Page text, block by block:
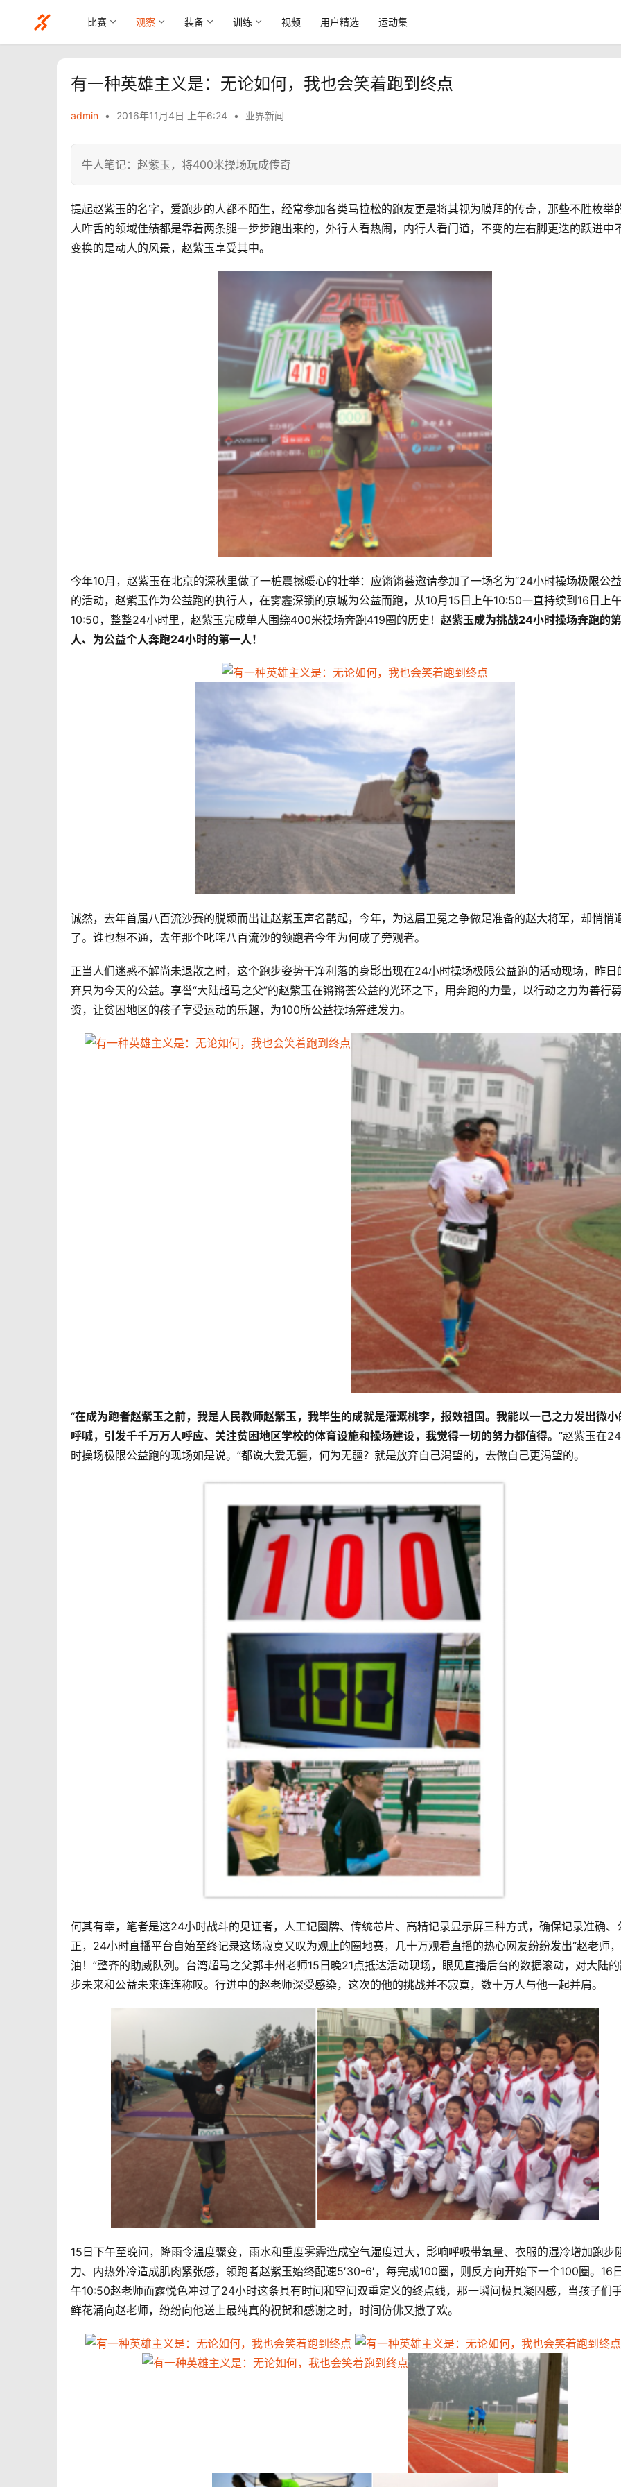
比赛 观察 装备 训练 视频 用户精选 运动集
有一种英雄主义是：无论如何，我也会笑着跑到终点
admin • 2016年11月4日 上午6:24 • 业界新闻
牛人笔记：赵紫玉，将400米操场玩成传奇
提起赵紫玉的名字，爱跑步的人都不陌生，经常参加各类马拉松的跑友更是将其视为膜拜的传奇，那些不胜枚举
人咋舌的领域佳绩都是靠着两条腿一步步跑出来的，外行人看热闹，内行人看门道，不变的左右脚更迭的跃进中
变换的是动人的风景，赵紫玉享受其中。
今年10月，赵紫玉在北京的深秋里做了一桩震撼暖心的壮举：应锵锵荟邀请参加了一场名为“24小时操场极限公
的活动，赵紫玉作为公益跑的执行人，在雾霾深锁的京城为公益而跑，从10月15日上午10:50一直持续到16日上
10:50，整整24小时里，赵紫玉完成单人围绕400米操场奔跑419圈的历史！ 赵紫玉成为挑战24小时操场奔跑的
人、 为公益个人奔跑24小时的第一人 ！
诚然，去年首届八百流沙赛的脱颖而出让赵紫玉声名鹊起，今年，为这届卫冕之争做足准备的赵大将军，却悄悄
了。谁也想不通，去年那个叱咤八百流沙的领跑者今年为何成了旁观者。
正当人们迷惑不解尚未退散之时，这个跑步姿势干净利落的身影出现在24小时操场极限公益跑的活动现场，昨日
弃只为今天的公益。享誉“大陆超马之父”的赵紫玉在锵锵荟公益的光环之下，用奔跑的力量，以行动之力为善行
资，让贫困地区的孩子享受运动的乐趣，为100所公益操场筹建发力。
“在成为跑者赵紫玉之前，我是人民教师赵紫玉，我毕生的成就是灌溉桃李，报效祖国。我能以一己之力发出微小
呼喊，引发千千万万人呼应、关注贫困地区学校的体育设施和操场建设，我觉得一切的努力都值得。 ”赵紫玉在
时操场极限公益跑的现场如是说。”都说大爱无疆，何为无疆？就是放弃自己渴望的，去做自己更渴望的。
何其有幸，笔者是这24小时战斗的见证者，人工记圈牌、传统芯片、高精记录显示屏三种方式，确保记录准确、
正，24小时直播平台自始至终记录这场寂寞又叹为观止的圈地赛，几十万观看直播的热心网友纷纷发出“赵老师
油！”整齐的助威队列。台湾超马之父郭丰州老师15日晚21点抵达活动现场，眼见直播后台的数据滚动，对大陆
步未来和公益未来连连称叹。行进中的赵老师深受感染，这次的他的挑战并不寂寞，数十万人与他一起并肩。
15日下午至晚间，降雨令温度骤变，雨水和重度雾霾造成空气湿度过大，影响呼吸带氧量、衣服的湿冷增加跑步
力、内热外冷造成肌肉紧张感，领跑者赵紫玉始终配速5′30-6′，每完成100圈，则反方向开始下一个100圈。16
午10:50赵老师面露悦色冲过了24小时这条具有时间和空间双重定义的终点线，那一瞬间极具凝固感，当孩子们
鲜花涌向赵老师，纷纷向他送上最纯真的祝贺和感谢之时，时间仿佛又撒了欢。